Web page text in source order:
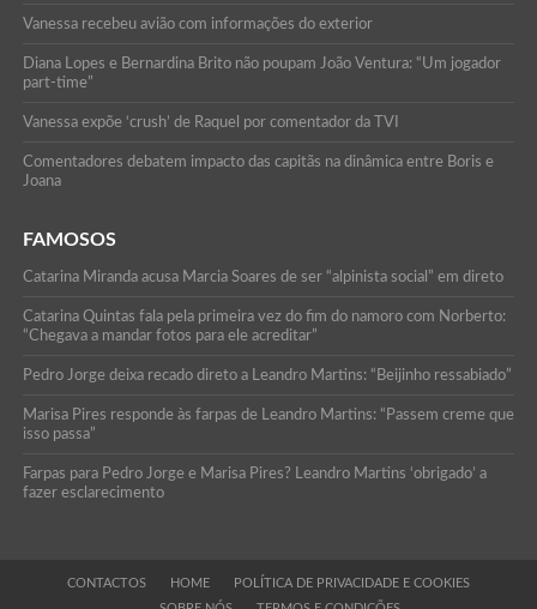
Vanessa recebeu avião com informações do exterior
Diana Lopes e Bernardina Brito não poupam João Ventura: “Um jogador
part-time”
Vanessa expõe ‘crush’ de Raquel por comentador da TVI
Comentadores debatem impacto das capitãs na dinâmica entre Boris e
Joana
FAMOSOS
Catarina Miranda acusa Marcia Soares de ser “alpinista social” em direto
Catarina Quintas fala pela primeira vez do fim do namoro com Norberto:
“Chegava a mandar fotos para ele acreditar”
Pedro Jorge deixa recado direto a Leandro Martins: “Beijinho ressabiado”
Marisa Pires responde às farpas de Leandro Martins: “Passem creme que
isso passa”
Farpas para Pedro Jorge e Marisa Pires? Leandro Martins ‘obrigado’ a
fazer esclarecimento
CONTACTOS HOME
POLÍTICA DE PRIVACIDADE E COOKIES